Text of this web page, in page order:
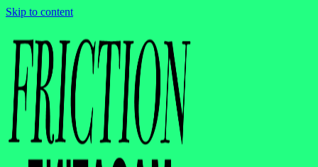
Skip to content